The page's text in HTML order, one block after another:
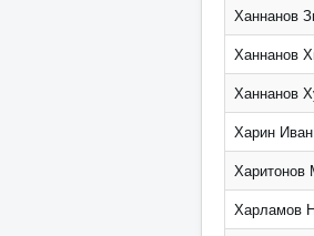
Ханнанов
Ханнанов
Ханнанов
Харин
Харитонов
Харламов